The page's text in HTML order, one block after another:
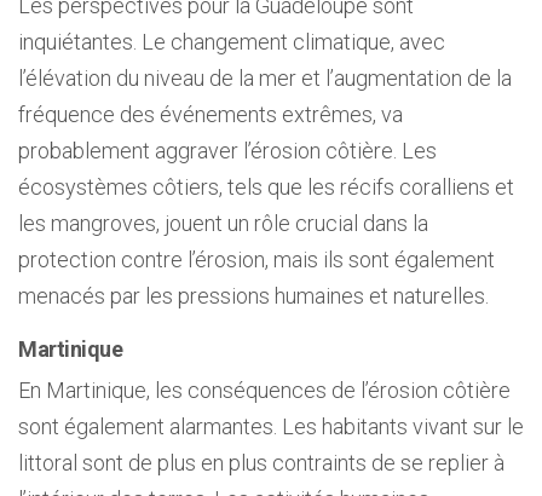
inquiétantes. Le changement climatique, avec
l’élévation du niveau de la mer et l’augmentation de la
fréquence des événements extrêmes, va
probablement aggraver l’érosion côtière. Les
écosystèmes côtiers, tels que les récifs coralliens et
les mangroves, jouent un rôle crucial dans la
protection contre l’érosion, mais ils sont également
menacés par les pressions humaines et naturelles.
Martinique
En Martinique, les conséquences de l’érosion côtière
sont également alarmantes. Les habitants vivant sur le
littoral sont de plus en plus contraints de se replier à